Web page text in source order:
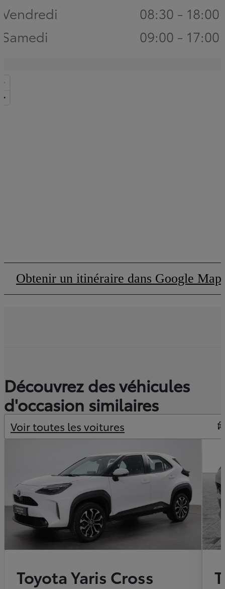
Obtenir un itinéraire dans Google
(Opens in new tab)
Vendredi
08:30 - 18:00
Samedi
09:00 - 17:00
Découvrez des véhicules
d'occasion similaires
Voir toutes les voitures
Toyota Yaris Cross